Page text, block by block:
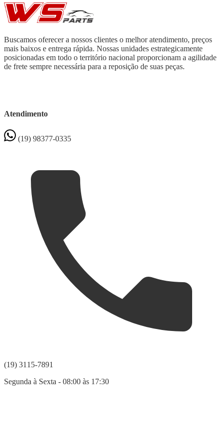
Buscamos oferecer a nossos clientes o melhor atendimento, preços
mais baixos e entrega rápida. Nossas unidades estrategicamente
posicionadas em todo o território nacional proporcionam a agilidade
de frete sempre necessária para a reposição de suas peças.
Atendimento
(19) 98377-0335
(19) 3115-7891
Segunda à Sexta - 08:00 às 17:30